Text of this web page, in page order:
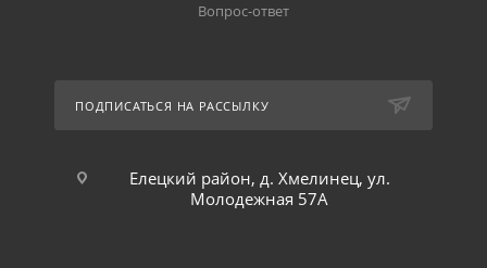
Вопрос-ответ
ПОДПИСАТЬСЯ НА РАССЫЛКУ
Елецкий район, д. Хмелинец, ул.
Молодежная 57А